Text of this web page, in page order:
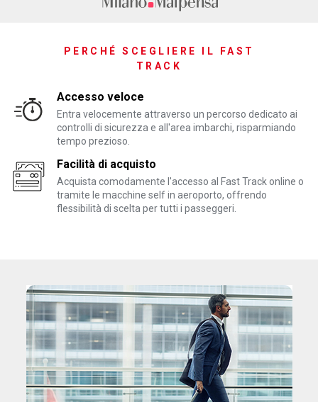
PERCHÉ SCEGLIERE IL FAST
TRACK
Accesso veloce
Entra velocemente attraverso un percorso dedicato ai
controlli di sicurezza e all'area imbarchi, risparmiando
tempo prezioso.
Facilità di acquisto
Acquista comodamente l'accesso al Fast Track online o
tramite le macchine self in aeroporto, offrendo
flessibilità di scelta per tutti i passeggeri.